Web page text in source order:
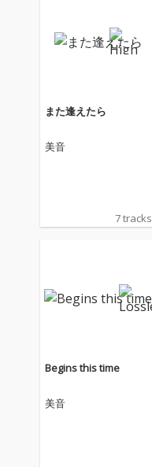
また逢えたら
美音
7 tracks
Begins this time
美音